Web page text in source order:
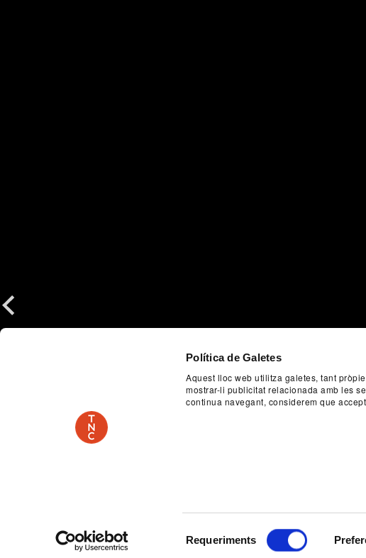
Política de Galetes
Aquest lloc web utilitza galetes, tant
mostrar-li publicitat relacionada amb les
continua navegant, considerem que
Requeriments